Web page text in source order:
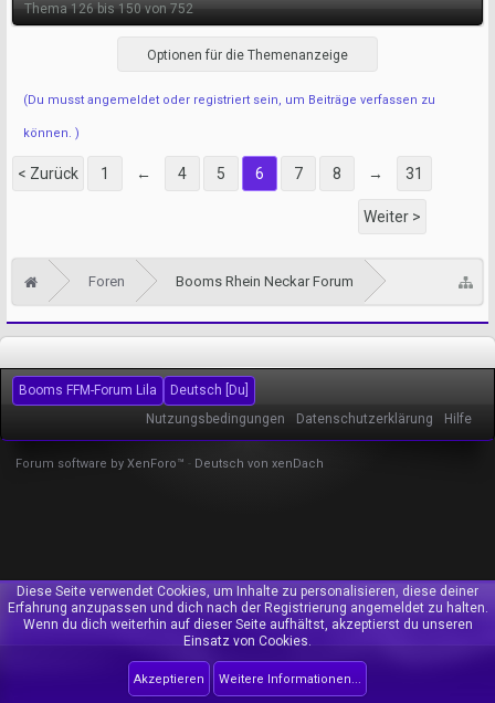
Thema 126 bis 150 von 752
Optionen für die Themenanzeige
(Du musst angemeldet oder registriert sein, um Beiträge verfassen zu
können. )
< Zurück 1 ← 4 5 6 7 8 → 31
Weiter >
Foren Booms Rhein Neckar Forum
Booms FFM-Forum Lila
Deutsch [Du]
Nutzungsbedingungen
Datenschutzerklärung Hilfe
Forum software by XenForo™ - Deutsch von xenDach
Diese Seite verwendet Cookies, um Inhalte zu personalisieren, diese deiner
Erfahrung anzupassen und dich nach der Registrierung angemeldet zu halten.
Wenn du dich weiterhin auf dieser Seite aufhältst, akzeptierst du unseren
Einsatz von Cookies.
Akzeptieren Weitere Informationen...